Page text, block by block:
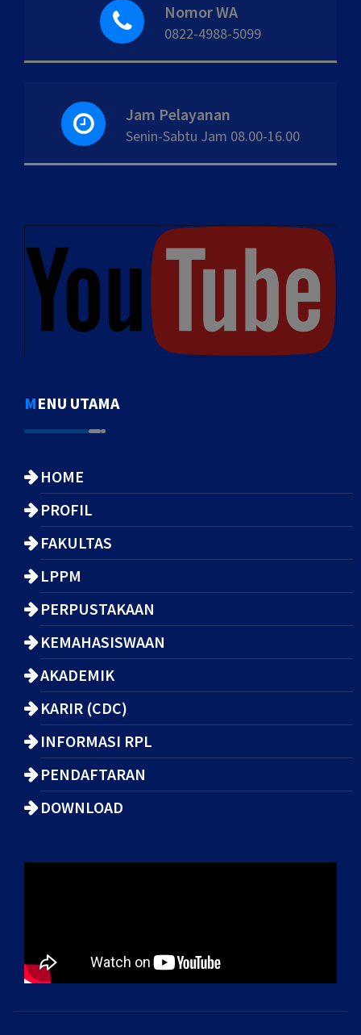
Nomor WA
0822-4988-5099
Jam Pelayanan
Senin-Sabtu Jam 08.00-16.00
MENU UTAMA
HOME
PROFIL
FAKULTAS
LPPM
PERPUSTAKAAN
KEMAHASISWAAN
AKADEMIK
KARIR (CDC)
INFORMASI RPL
PENDAFTARAN
DOWNLOAD